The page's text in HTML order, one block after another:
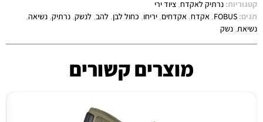
קטגוריות: נרתיק לאקדח, ציוד ירי
תגים: FOBUS
, אקדח, אקדחים, יריחו, כחול לבן, להב, לנשק, נרתיק, נשיאה,
נשיאת, נשק
מוצרים קשורים